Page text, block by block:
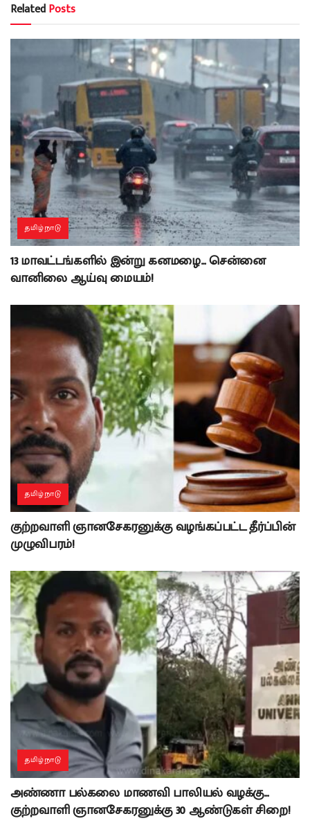
RelatedPosts
தமிழ்நாடு
13 மாவட்டங்களில் இன்று கனமழை… சென்னை
வானிலை ஆய்வு மையம்!
தமிழ்நாடு
குற்றவாளி ஞானசேகரனுக்கு வழங்கப்பட்ட தீர்ப்பின்
முழுவிபரம்!
தமிழ்நாடு
அண்ணா பல்கலை மாணவி பாலியல் வழக்கு…
குற்றவாளி ஞானசேகரனுக்கு 30 ஆண்டுகள் சிறை!